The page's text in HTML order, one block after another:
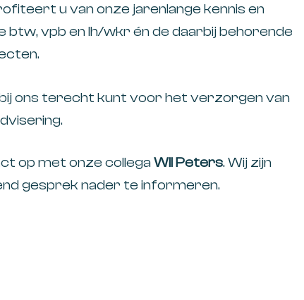
u van onze jarenlange kennis en
vpb en lh/wkr én de daarbij behorende
ons terecht kunt voor het verzorgen van
op met onze collega Wil Peters. Wij zijn
gesprek nader te informeren.